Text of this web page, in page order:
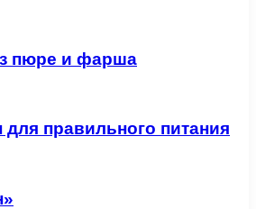
пюре и фарша
правильного питания